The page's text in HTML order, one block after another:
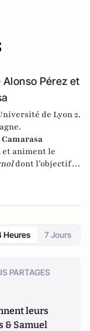
Alonso Pérez et
de Lyon 2.
Camarasa
et animent le
dont l’objectif
Heures 7 Jours
PARTAGES
leurs
& Samuel